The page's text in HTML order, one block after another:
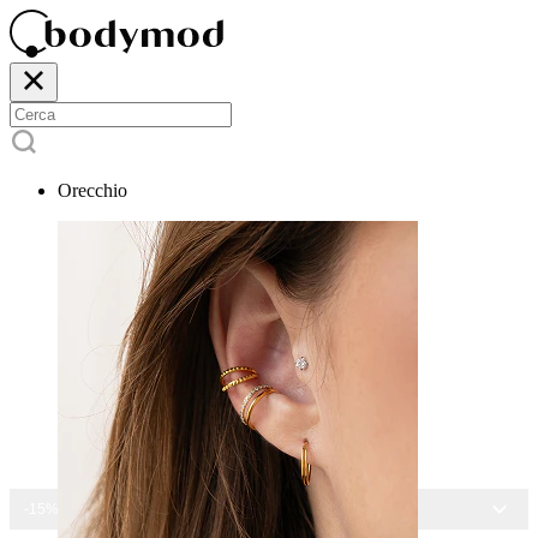
Orecchio
-15% SU TUTTI I GIOIELLI